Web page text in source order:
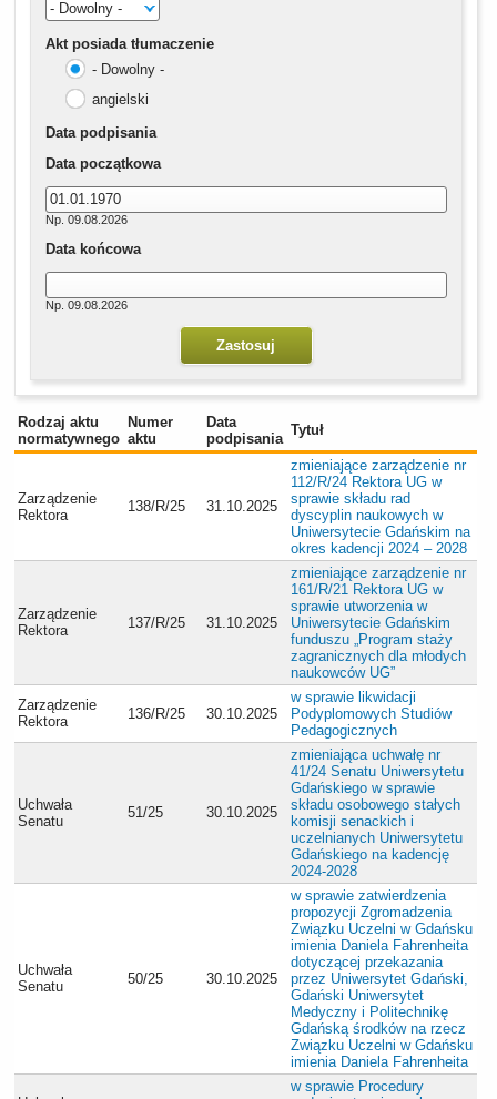
Akt posiada tłumaczenie
- Dowolny -
angielski
Data podpisania
Data początkowa
Np. 09.08.2026
Data końcowa
Np. 09.08.2026
Rodzaj aktu
normatywnego
Numer
aktu
Data
podpisania
Tytuł
Zarządzenie
Rektora
138/R/25 31.10.2025
zmieniające zarządzenie nr
112/R/24 Rektora UG w
sprawie składu rad
dyscyplin naukowych w
Uniwersytecie Gdańskim na
okres kadencji 2024 – 2028
Zarządzenie
Rektora
137/R/25 31.10.2025
zmieniające zarządzenie nr
161/R/21 Rektora UG w
sprawie utworzenia w
Uniwersytecie Gdańskim
funduszu „Program staży
zagranicznych dla młodych
naukowców UG”
Zarządzenie
Rektora
136/R/25 30.10.2025
w sprawie likwidacji
Podyplomowych Studiów
Pedagogicznych
Uchwała
Senatu
51/25 30.10.2025
zmieniająca uchwałę nr
41/24 Senatu Uniwersytetu
Gdańskiego w sprawie
składu osobowego stałych
komisji senackich i
uczelnianych Uniwersytetu
Gdańskiego na kadencję
2024-2028
Uchwała
Senatu
50/25 30.10.2025
w sprawie zatwierdzenia
propozycji Zgromadzenia
Związku Uczelni w Gdańsku
imienia Daniela Fahrenheita
dotyczącej przekazania
przez Uniwersytet Gdański,
Gdański Uniwersytet
Medyczny i Politechnikę
Gdańską środków na rzecz
Związku Uczelni w Gdańsku
imienia Daniela Fahrenheita
w sprawie Procedury